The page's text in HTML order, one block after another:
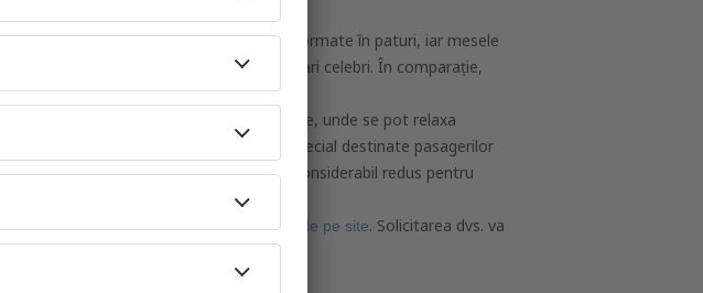
prevăzute cu diverse funcții, pot fi transformate în paturi, iar mesele
în feluri de mâncare preparate de bucătari celebri. În comparație,
și standardizate.
Întâi au acces la săli de așteptare moderne, unde se pot relaxa
La îmbarcare există puncte de control special destinate pasagerilor
dedicat formalităților la aeroport este considerabil redus pentru
lăsați un mesaj în secțiunea decontact de pe site. Solicitarea dvs. va
cu un răspuns cât mai curând posibil.